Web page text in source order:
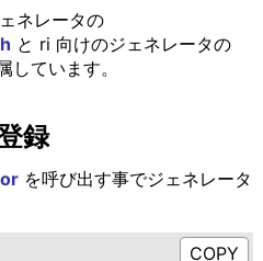
ネレータの
と ri 向けのジェネレータの
しています。
録
を呼び出す事でジェネレータ